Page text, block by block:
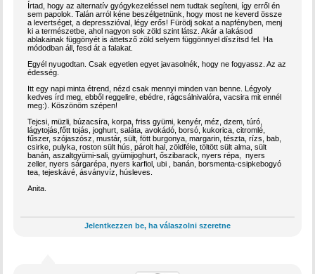
Írtad, hogy az alternatív gyógykezeléssel nem tudtak segíteni, így erről én
sem papolok. Talán arról kéne beszélgetnünk, hogy most ne keverd össze
a levertséget, a depresszióval, légy erős! Fürödj sokat a napfényben, menj
ki a természetbe, ahol nagyon sok zöld szint látsz. Akár a lakásod
ablakainak függönyét is áttetsző zöld selyem függönnyel díszítsd fel. Ha
módodban áll, fesd át a falakat.
Egyél nyugodtan. Csak egyetlen egyet javasolnék, hogy ne fogyassz. Az az
édesség.
Itt egy napi minta étrend, nézd csak mennyi minden van benne. Légyoly
kedves írd meg, ebből reggelire, ebédre, rágcsálnivalóra, vacsira mit ennél
meg:). Köszönöm szépen!
Tejcsi, müzli, búzacsíra, korpa, friss gyümi, kenyér, méz, dzem, túró,
lágytojás,főtt tojás, joghurt, saláta, avokádó, borsó, kukorica, citromlé,
fűszer, szójaszósz, mustár, sült, fött burgonya, margarin, tészta, rízs, bab,
csirke, pulyka, roston sült hús, párolt hal, zöldféle, töltött sült alma, sült
banán, aszaltgyümi-sali, gyümijoghurt, őszibarack, nyers répa, nyers
zeller, nyers sárgarépa, nyers karfiol, ubi , banán, borsmenta-csipkebogyó
tea, tejeskávé, ásványvíz, húsleves.
Anita.
Jelentkezzen be, ha válaszolni szeretne